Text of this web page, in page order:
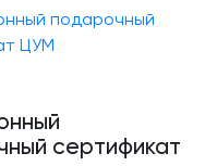
сертификат